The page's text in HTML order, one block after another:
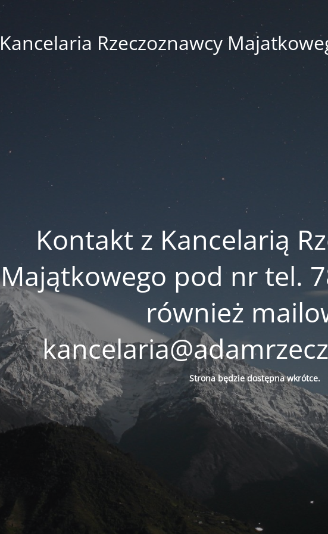
Kancelaria Rzeczoznawcy
Kontakt z Kancelarią
Majątkowego pod nr tel.
również
Strona będziedostępna wkrótce.